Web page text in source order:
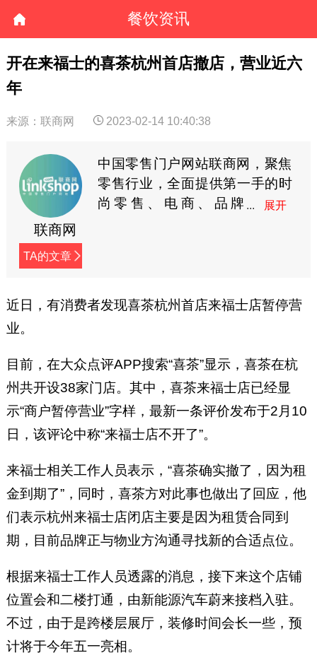
餐饮资讯
开在来福士的喜茶杭州首店撤店，营业近六
年
来源：联商网 2023-02-14 10:40:38
联商网
TA的文章
中国零售门户网站联商网，聚焦
零售行业，全面提供第一手的时
尚零售、电商、品牌
近日，有消费者发现喜茶杭州首店来福士店暂停营
业。
目前，在大众点评APP搜索“喜茶”显示，喜茶在杭
州共开设38家门店。其中，喜茶来福士店已经显
示“商户暂停营业”字样，最新一条评价发布于2月10
日，该评论中称“来福士店不开了”。
来福士相关工作人员表示，“喜茶确实撤了，因为租
金到期了”，同时，喜茶方对此事也做出了回应，他
们表示杭州来福士店闭店主要是因为租赁合同到
期，目前品牌正与物业方沟通寻找新的合适点位。
根据来福士工作人员透露的消息，接下来这个店铺
位置会和二楼打通，由新能源汽车蔚来接档入驻。
不过，由于是跨楼层展厅，装修时间会长一些，预
计将于今年五一亮相。